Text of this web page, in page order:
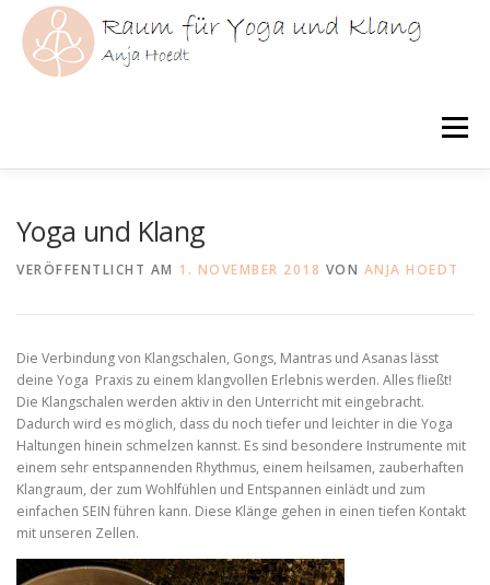
Inhalt
springen
Menü
Yoga und Klang
VERÖFFENTLICHT AM 1. NOVEMBER 2018 VON ANJA HOEDT
Die Verbindung von Klangschalen, Gongs, Mantras und Asanas lässt
deine Yoga Praxis zu einem klangvollen Erlebnis werden. Alles fließt!
Die Klangschalen werden aktiv in den Unterricht mit eingebracht.
Dadurch wird es möglich, dass du noch tiefer und leichter in die Yoga
Haltungen hinein schmelzen kannst. Es sind besondere Instrumente mit
einem sehr entspannenden Rhythmus, einem heilsamen, zauberhaften
Klangraum, der zum Wohlfühlen und Entspannen einlädt und zum
einfachen SEIN führen kann. Diese Klänge gehen in einen tiefen Kontakt
mit unseren Zellen.